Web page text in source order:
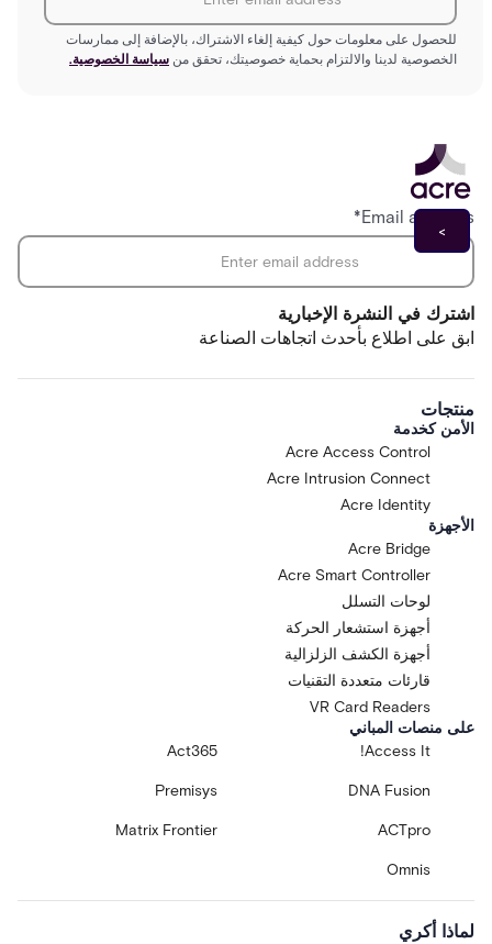
للحصول على معلومات حول كيفية إلغاء الاشتراك، بالإضافة إلى ممارسات
الخصوصية لدينا والالتزام بحماية خصوصيتك، تحقق من سياسة الخصوصية.
اشترك في النشرة الإخبارية
ابق على اطلاع بأحدث اتجاهات الصناعة
Email address
*
منتجات
الأمن كخدمة
Acre Access Control
Acre Intrusion Connect
Acre Identity
الأجهزة
Acre Bridge
Acre Smart Controller
لوحات التسلل
أجهزة استشعار الحركة
أجهزة الكشف الزلزالية
قارئات متعددة التقنيات
VR Card Readers
على منصات المباني
Access It!
Act365
DNA Fusion
Premisys
ACTpro
Matrix Frontier
Omnis
لماذا أكري